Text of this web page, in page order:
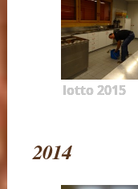
lotto 2015
2014